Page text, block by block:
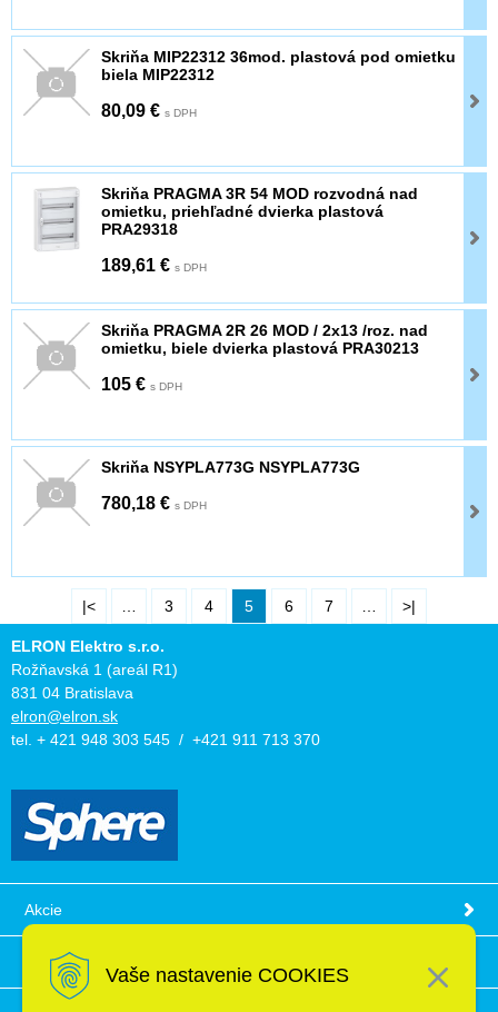
Vaše nastavenie COOKIES
Skriňa MIP22312 36mod. plastová pod omietku
biela MIP22312
80,09 € s DPH
Skriňa PRAGMA 3R 54 MOD rozvodná nad
omietku, priehľadné dvierka plastová
PRA29318
189,61 € s DPH
Skriňa PRAGMA 2R 26 MOD / 2x13 /roz. nad
omietku, biele dvierka plastová PRA30213
105 € s DPH
Skriňa NSYPLA773G NSYPLA773G
780,18 € s DPH
|< 3 4 5 6 7 >|
ELRON Elektro s.r.o.
Rožňavská 1 (areál R1)
831 04 Bratislava
elron@elron.sk
tel. + 421 948 303 545 / +421 911 713 370
Akcie
Obchodné podmienky